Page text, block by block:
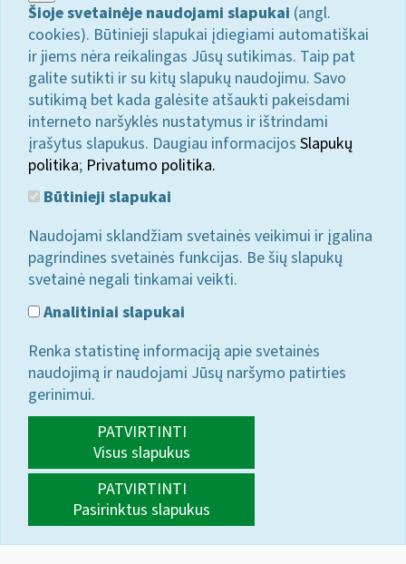
Šioje svetainėje naudojami slapukai (angl.
cookies). Būtinieji slapukai įdiegiami automatiškai
ir jiems nėra reikalingas Jūsų sutikimas. Taip pat
galite sutikti ir su kitų slapukų naudojimu. Savo
sutikimą bet kada galėsite atšaukti pakeisdami
interneto naršyklės nustatymus ir ištrindami
įrašytus slapukus. Daugiau informacijos Slapukų
politika; Privatumo politika.
Būtinieji slapukai
Naudojami sklandžiam svetainės veikimui ir įgalina
pagrindines svetainės funkcijas. Be šių slapukų
svetainė negali tinkamai veikti.
Analitiniai slapukai
Renka statistinę informaciją apie svetainės
naudojimą ir naudojami Jūsų naršymo patirties
gerinimui.
PATVIRTINTI
Visus slapukus
PATVIRTINTI
Pasirinktus slapukus